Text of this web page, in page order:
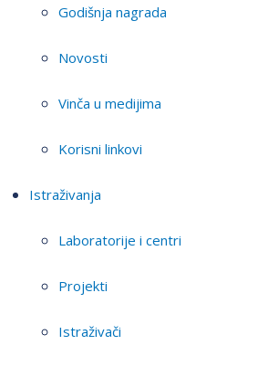
Godišnja nagrada
Novosti
Vinča u medijima
Korisni linkovi
Istraživanja
Laboratorije i centri
Projekti
Istraživači